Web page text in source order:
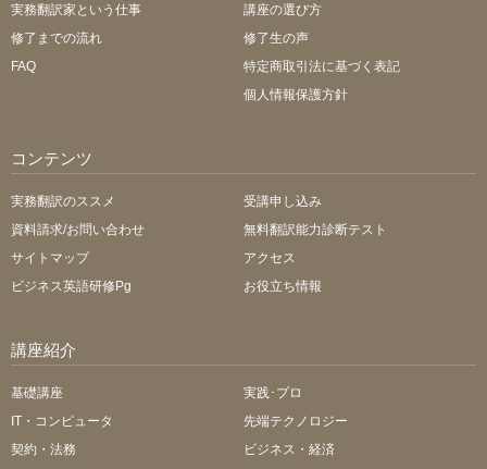
実務翻訳家という仕事
講座の選び方
修了までの流れ
修了生の声
FAQ
特定商取引法に基づく表記
個人情報保護方針
コンテンツ
実務翻訳のススメ
受講申し込み
資料請求/お問い合わせ
無料翻訳能力診断テスト
サイトマップ
アクセス
ビジネス英語研修Pg
お役立ち情報
講座紹介
基礎講座
実践･プロ
IT・コンピュータ
先端テクノロジー
契約・法務
ビジネス・経済